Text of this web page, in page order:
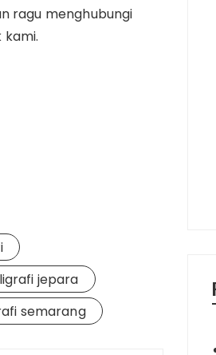
ragu menghubungi
kami.
jepara
semarang